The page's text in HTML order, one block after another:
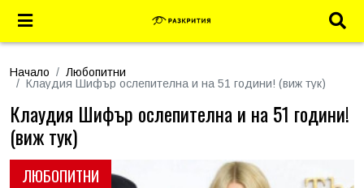
Начало
Любопитни
Клаудия Шифър ослепителна и на 51 години! (виж тук)
ЛЮБОПИТНИ
Клаудия Шифър ослепителна и на 51 години!
(виж тук)